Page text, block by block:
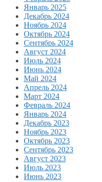
Январь 2025
Декабрь 2024
Ноябрь 2024
Октябрь 2024
Сентябрь 2024
Август 2024
Июль 2024
Июнь 2024
Май 2024
Апрель 2024
Март 2024
Февраль 2024
Январь 2024
Декабрь 2023
Ноябрь 2023
Октябрь 2023
Сентябрь 2023
Август 2023
Июль 2023
Июнь 2023